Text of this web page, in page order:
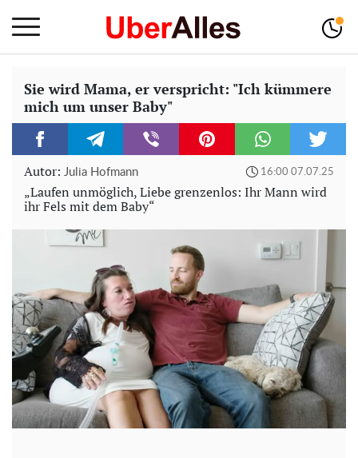
Sie wird Mama, er verspricht: "Ich kümmere
mich um unser Baby"
Autor: Julia Hofmann 16:00 07.07.25
„Laufen unmöglich, Liebe grenzenlos: Ihr Mann wird
ihr Fels mit dem Baby“